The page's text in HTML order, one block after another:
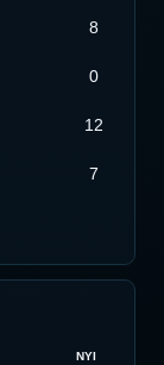
8
0
12
7
NYI